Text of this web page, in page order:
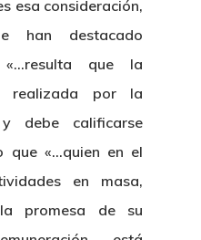
esa consideración,
han destacado
«…resulta que la
realizada por la
debe calificarse
que «…quien en el
en masa,
promesa de su